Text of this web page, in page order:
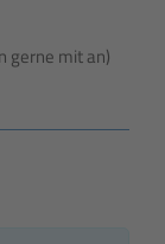
gerne mit an)